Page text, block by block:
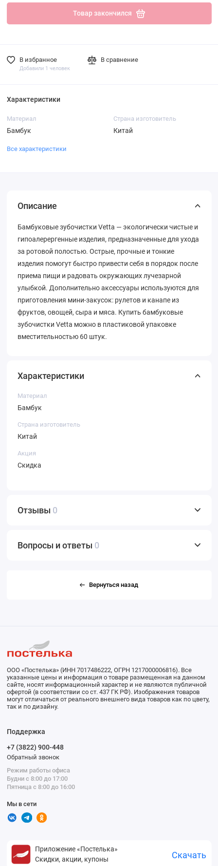
Товар закончился
В избранное
Добавили 1 человек
В сравнение
Характеристики
Материал
Бамбук
Страна изготовитель
Китай
Все характеристики
Описание
Бамбуковые зубочистки Vetta — экологически чистые и
гипоалерергенные изделия, предназначенные для ухода
за ротовой полостью. Острые, прочные и тонкие
изделия помогут быстро привести себя в порядок после
приема пищи и радовать окружающих лучезарной
улыбкой. Дополнительно аксессуары используются для
приготовления мини-закусок: рулетов и канапе из
фруктов, овощей, сыра и мяса. Купить бамбуковые
зубочистки Vetta можно в пластиковой упаковке
вместительностью 60 штук.
Характеристики
Материал
Бамбук
Страна изготовитель
Китай
Акция
Скидка
Отзывы 0
Вопросы и ответы 0
Вернуться назад
ООО «Постелька» (ИНН 7017486222, ОГРН 1217000006816). Все
указанные цены и информация о товаре размещенная на данном
сайте, носят информационный характер и не являются публичной
офертой (в соответствии со ст. 437 ГК РФ). Изображения товаров
могут отличаться от реального внешнего вида товаров как по цвету,
так и по дизайну.
Поддержка
+7 (3822) 900-448
Обратный звонок
Режим работы офиса
Будни с 8:00 до 17:00
Пятница с 8:00 до 16:00
Мы в сети
Приложение «Постелька»
Скидки, акции, купоны
Скачать